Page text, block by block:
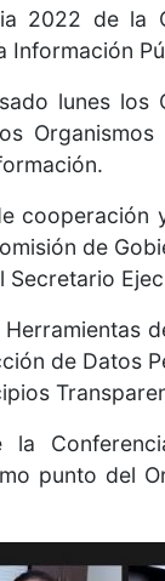
2022 de la
lunes los
de
de Datos
punto del